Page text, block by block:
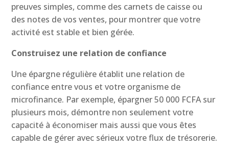
preuves simples, comme des carnets de caisse ou
des notes de vos ventes, pour montrer que votre
activité est stable et bien gérée.
Construisez une relation de confiance
Une épargne régulière établit une relation de
confiance entre vous et votre organisme de
microfinance. Par exemple, épargner 50 000 FCFA sur
plusieurs mois, démontre non seulement votre
capacité à économiser mais aussi que vous êtes
capable de gérer avec sérieux votre flux de trésorerie.